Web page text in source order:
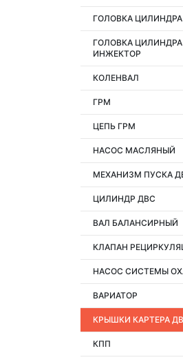
ГОЛОВКА
ГОЛОВКА ЦИЛИНДРА
ИНЖЕКТОР
КОЛЕНВАЛ
ГРМ
ЦЕПЬ ГРМ
НАСОС МАСЛЯНЫЙ
МЕХАНИЗМ ПУСКА
ЦИЛИНДР ДВС
ВАЛ БАЛАНСИРНЫЙ
КЛАПАН
НАСОС СИСТЕМЫ
ВАРИАТОР
КРЫШКИ КАРТЕРА
КПП